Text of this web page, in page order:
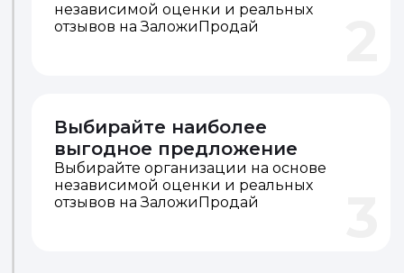
независимой оценки и реальных
отзывов на ЗаложиПродай
Выбирайте наиболее
выгодное предложение
Выбирайте организации на основе
независимой оценки и реальных
отзывов на ЗаложиПродай